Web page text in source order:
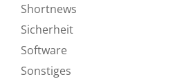
Shortnews
Sicherheit
Software
Sonstiges